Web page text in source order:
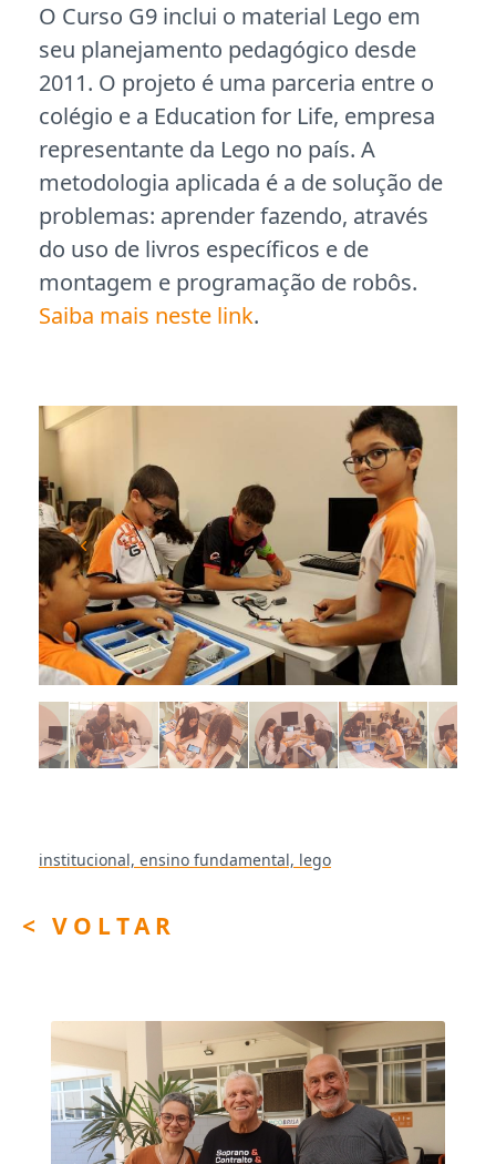
O Curso G9 inclui o material Lego em
seu planejamento pedagógico desde
2011. O projeto é uma parceria entre o
colégio e a Education for Life, empresa
representante da Lego no país. A
metodologia aplicada é a de solução de
problemas: aprender fazendo, através
do uso de livros específicos e de
montagem e programação de robôs.
Saiba mais neste link.
Previous
institucional, ensino fundamental, lego
< VOLTAR